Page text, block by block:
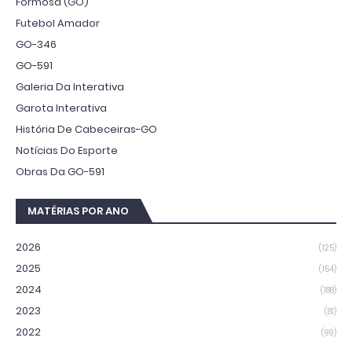
Futebol Amador
GO-346
GO-591
Galeria Da Interativa
Garota Interativa
História De Cabeceiras-GO
Notícias Do Esporte
Obras Da GO-591
MATÉRIAS POR ANO
2026 (125)
2025 (154)
2024 (188)
2023 (81)
2022 (99)